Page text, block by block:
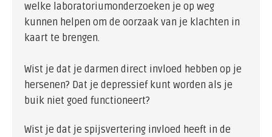
welke laboratoriumonderzoeken je op weg
kunnen helpen om de oorzaak van je klachten in
kaart te brengen.
Wist je dat je darmen direct invloed hebben op je
hersenen? Dat je depressief kunt worden als je
buik niet goed functioneert?
Wist je dat je spijsvertering invloed heeft in de